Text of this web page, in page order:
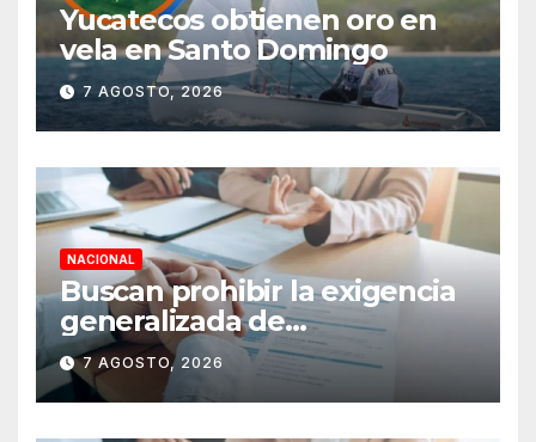
Yucatecos obtienen oro en
vela en Santo Domingo
7 AGOSTO, 2026
NACIONAL
Buscan prohibir la exigencia
generalizada de
antecedentes penales para
obtener empleo en México
7 AGOSTO, 2026